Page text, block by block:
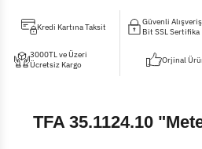
Kredi Kartına Taksit
Güvenli
Bit SSL Sertifika
3000TL ve Üzeri
Ücretsiz Kargo
Orjinal
TFA 35.1124.10